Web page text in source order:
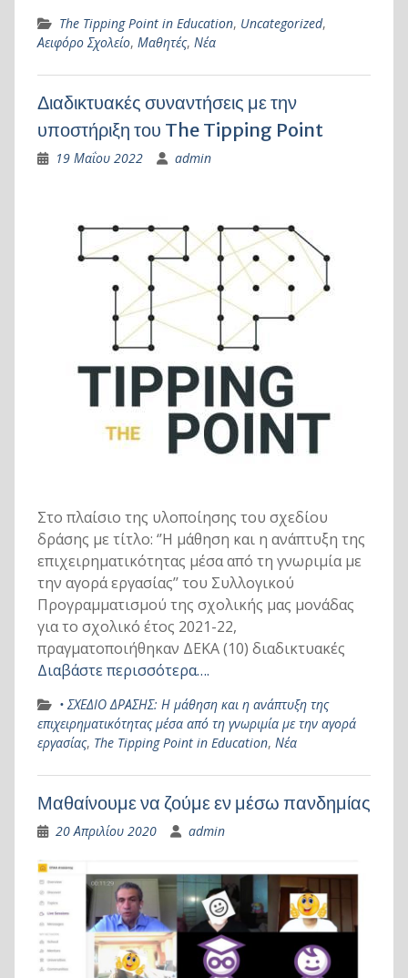
The Tipping Point in Education, Uncategorized,
Αειφόρο Σχολείο, Μαθητές, Νέα
Διαδικτυακές συναντήσεις με την
υποστήριξη του The Tipping Point
19 Μαΐου 2022 admin
Στο πλαίσιο της υλοποίησης του σχεδίου
δράσης με τίτλο: ‘’Η μάθηση και η ανάπτυξη της
επιχειρηματικότητας μέσα από τη γνωριμία με
την αγορά εργασίας’’ του Συλλογικού
Προγραμματισμού της σχολικής μας μονάδας
για το σχολικό έτος 2021-22,
πραγματοποιήθηκαν ΔΕΚΑ (10) διαδικτυακές
Διαβάστε περισσότερα….
• ΣΧΕΔΙΟ ΔΡΑΣΗΣ: Η μάθηση και η ανάπτυξη της
επιχειρηματικότητας μέσα από τη γνωριμία με την αγορά
εργασίας, The Tipping Point in Education, Νέα
Μαθαίνουμε να ζούμε εν μέσω πανδημίας
20 Απριλίου 2020 admin